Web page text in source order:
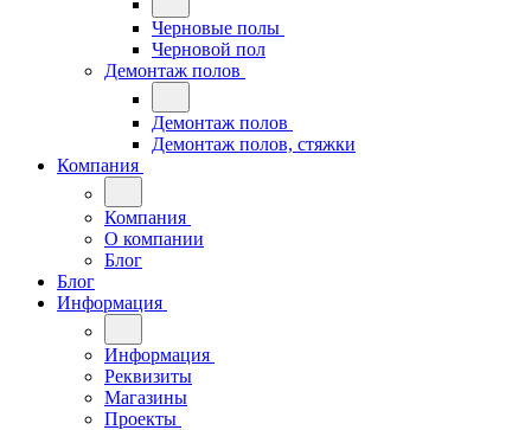
Черновые полы
Черновой пол
Демонтаж полов
Демонтаж полов
Демонтаж полов, стяжки
Компания
Компания
О компании
Блог
Блог
Информация
Информация
Реквизиты
Магазины
Проекты